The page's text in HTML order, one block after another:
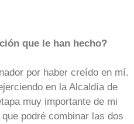
que le han hecho?
por haber creído en mí.
en la Alcaldía de
muy importante de mi
podré combinar las dos